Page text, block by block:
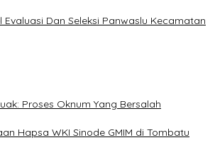
Evaluasi Dan Seleksi Panwaslu Kecamatan
Proses Oknum Yang Bersalah
Hapsa WKI Sinode GMIM di Tombatu